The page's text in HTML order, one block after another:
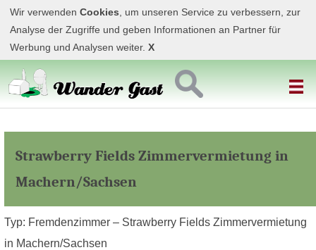
Wir verwenden Cookies , um unseren Service zu verbessern, zur
Analyse der Zugriffe und geben Informationen an Partner für
Werbung und Analysen weiter. X
Strawberry Fields Zimmervermietung in
Machern/Sachsen
Typ: Fremdenzimmer – Strawberry Fields Zimmervermietung
in Machern/Sachsen